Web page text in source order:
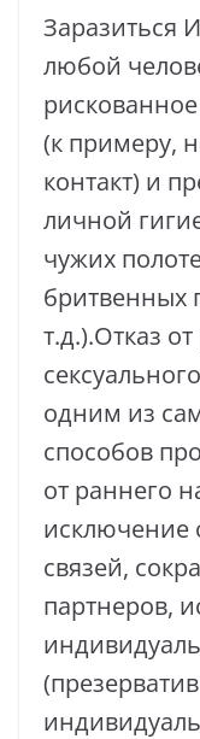
Заразиться
любой
(к примеру,
контакт) и
личной
чужих
бритвенных
т.д.).Отказ
одним из
способов
от раннего
исключение
связей,
партнеров,